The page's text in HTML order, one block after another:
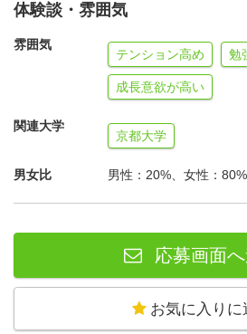
中高生～大学生の学生・若者やその
で、リアルで身近な「スマホのリス
の視点からリサーチを行います。
便利なスマートフォンの裏側にある
てきちんと知ることえ、「インタ
き、賢くスマホを使いこなすリテラ
メタバース×アクションリサーチで
今回は、ただ論文を読んだり、イ
体験談・雰囲気
雰囲気
テンション高め 勉
成長意欲が高い
関連大学
京都大学
男女比 男性：20%、女性：80%
応募画面
お気に入りに